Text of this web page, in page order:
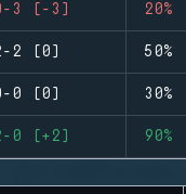
3 (-3) 20%
2 (0) 50%
0 (0) 30%
0 (+2) 90%